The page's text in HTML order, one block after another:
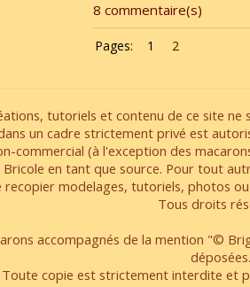
8 commentaire(s)
Pages: 1 2
tutoriels et contenu de ce site
un cadre strictement privé est
commercial (à l'exception des
Bricole en tant que source. Pour tout
modelages, tutoriels, photos
Tous droits
accompagnés de la mention "©
déposées.
Toute copie est strictement interdite et